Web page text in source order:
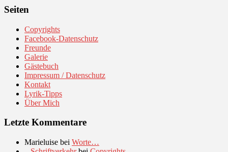
Seiten
Copyrights
Facebook-Datenschutz
Freunde
Galerie
Gästebuch
Impressum / Datenschutz
Kontakt
Lyrik-Tipps
Über Mich
Letzte Kommentare
Marieluise bei Worte…